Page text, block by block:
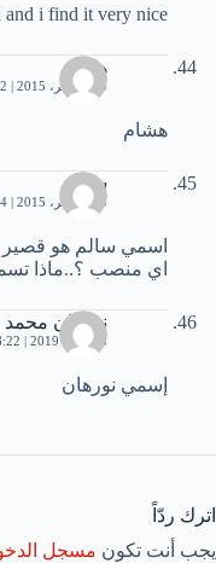
and i find it very nice
هشام
30 نوفمبر، 2015 | 9:22 م
هشام
سالم
30 نوفمبر، 2015 | 10:54 م
اسمي سالم هو قصير
اي منصب ؟..ماذا
نورهان محمد
18 مايو، 2019 | 8:22 م
إسمي نورهان
اترك ردّاً
يجب أنت تكون مسجل